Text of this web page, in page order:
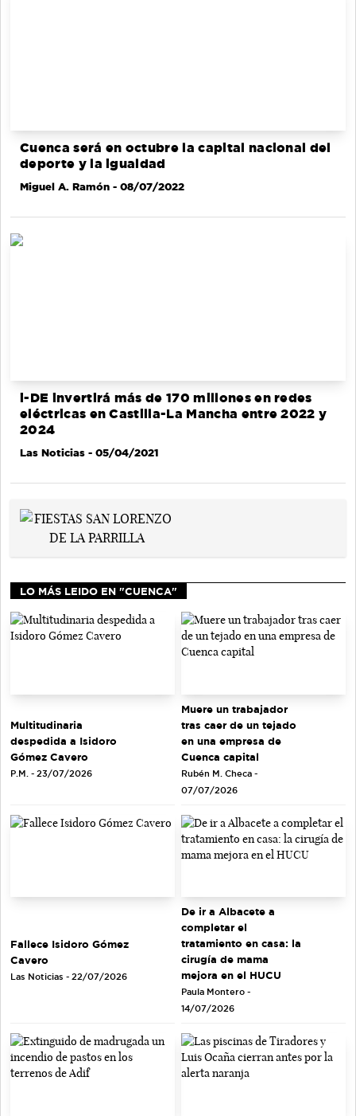
Cuenca será en octubre la capital nacional del
deporte y la igualdad
Miguel A. Ramón - 08/07/2022
i-DE invertirá más de 170 millones en redes
eléctricas en Castilla-La Mancha entre 2022 y
2024
Las Noticias - 05/04/2021
LO MÁS LEIDO EN "CUENCA"
Multitudinaria
despedida a Isidoro
Gómez Cavero
P.M. - 23/07/2026
Muere un trabajador
tras caer de un tejado
en una empresa de
Cuenca capital
Rubén M. Checa -
07/07/2026
Fallece Isidoro Gómez
Cavero
Las Noticias - 22/07/2026
De ir a Albacete a
completar el
tratamiento en casa: la
cirugía de mama
mejora en el HUCU
Paula Montero -
14/07/2026